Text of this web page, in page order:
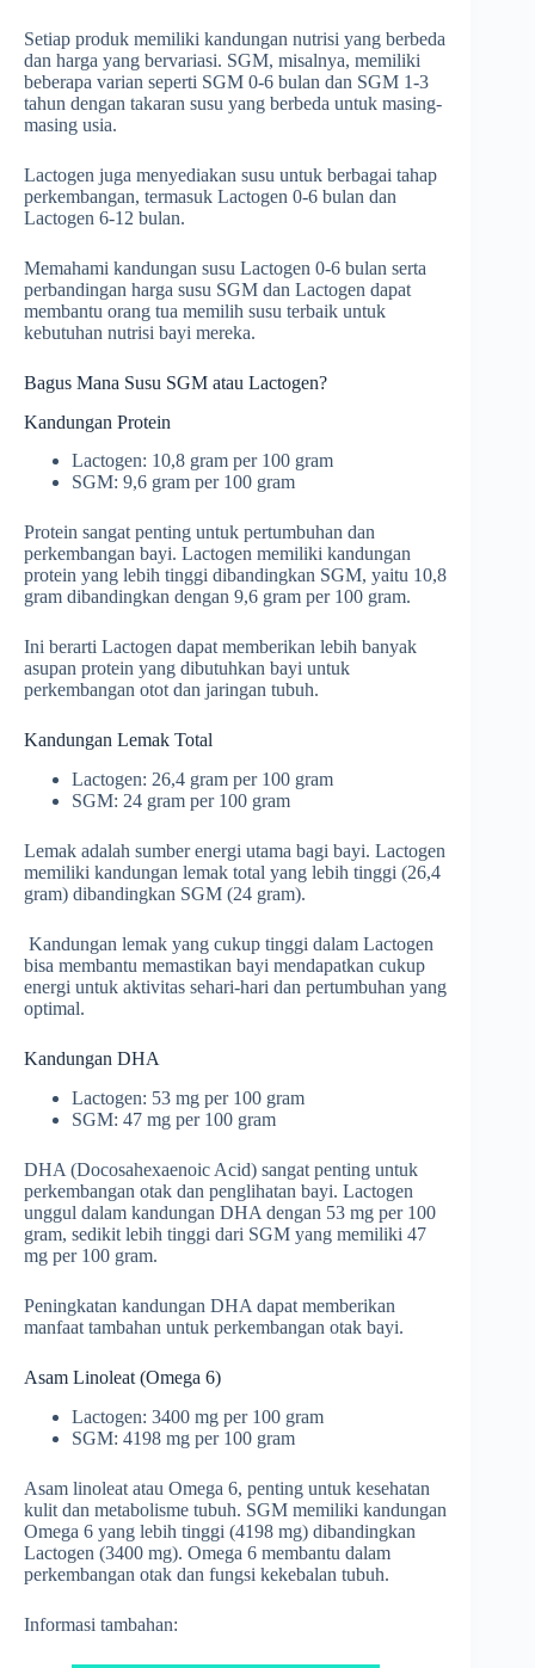
Setiap produk memiliki kandungan nutrisi yang berbeda
dan harga yang bervariasi. SGM, misalnya, memiliki
beberapa varian seperti SGM 0-6 bulan dan SGM 1-3
tahun dengan takaran susu yang berbeda untuk masing-
masing usia.
Lactogen juga menyediakan susu untuk berbagai tahap
perkembangan, termasuk Lactogen 0-6 bulan dan
Lactogen 6-12 bulan.
Memahami kandungan susu Lactogen 0-6 bulan serta
perbandingan harga susu SGM dan Lactogen dapat
membantu orang tua memilih susu terbaik untuk
kebutuhan nutrisi bayi mereka.
Bagus Mana Susu SGM atau Lactogen?
Kandungan Protein
Lactogen: 10,8 gram per 100 gram
SGM: 9,6 gram per 100 gram
Protein sangat penting untuk pertumbuhan dan
perkembangan bayi. Lactogen memiliki kandungan
protein yang lebih tinggi dibandingkan SGM, yaitu 10,8
gram dibandingkan dengan 9,6 gram per 100 gram.
Ini berarti Lactogen dapat memberikan lebih banyak
asupan protein yang dibutuhkan bayi untuk
perkembangan otot dan jaringan tubuh.
Kandungan Lemak Total
Lactogen: 26,4 gram per 100 gram
SGM: 24 gram per 100 gram
Lemak adalah sumber energi utama bagi bayi. Lactogen
memiliki kandungan lemak total yang lebih tinggi (26,4
gram) dibandingkan SGM (24 gram).
Kandungan lemak yang cukup tinggi dalam Lactogen
bisa membantu memastikan bayi mendapatkan cukup
energi untuk aktivitas sehari-hari dan pertumbuhan yang
optimal.
Kandungan DHA
Lactogen: 53 mg per 100 gram
SGM: 47 mg per 100 gram
DHA (Docosahexaenoic Acid) sangat penting untuk
perkembangan otak dan penglihatan bayi. Lactogen
unggul dalam kandungan DHA dengan 53 mg per 100
gram, sedikit lebih tinggi dari SGM yang memiliki 47
mg per 100 gram.
Peningkatan kandungan DHA dapat memberikan
manfaat tambahan untuk perkembangan otak bayi.
Asam Linoleat (Omega 6)
Lactogen: 3400 mg per 100 gram
SGM: 4198 mg per 100 gram
Asam linoleat atau Omega 6, penting untuk kesehatan
kulit dan metabolisme tubuh. SGM memiliki kandungan
Omega 6 yang lebih tinggi (4198 mg) dibandingkan
Lactogen (3400 mg). Omega 6 membantu dalam
perkembangan otak dan fungsi kekebalan tubuh.
Informasi tambahan: